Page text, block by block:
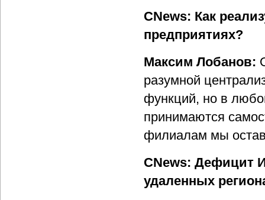
CNews: Как
предприятиях?
Максим Лобанов:
разумной
функций, но в
принимаются
филиалам мы
CNews: Дефицит
удаленных